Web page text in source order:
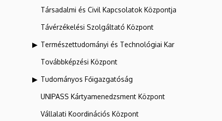
Társadalmi és Civil Kapcsolatok Központja
Távérzékelési Szolgáltató Központ
Természettudományi és Technológiai Kar
Továbbképzési Központ
Tudományos Főigazgatóság
UNIPASS Kártyamenedzsment Központ
Vállalati Koordinációs Központ